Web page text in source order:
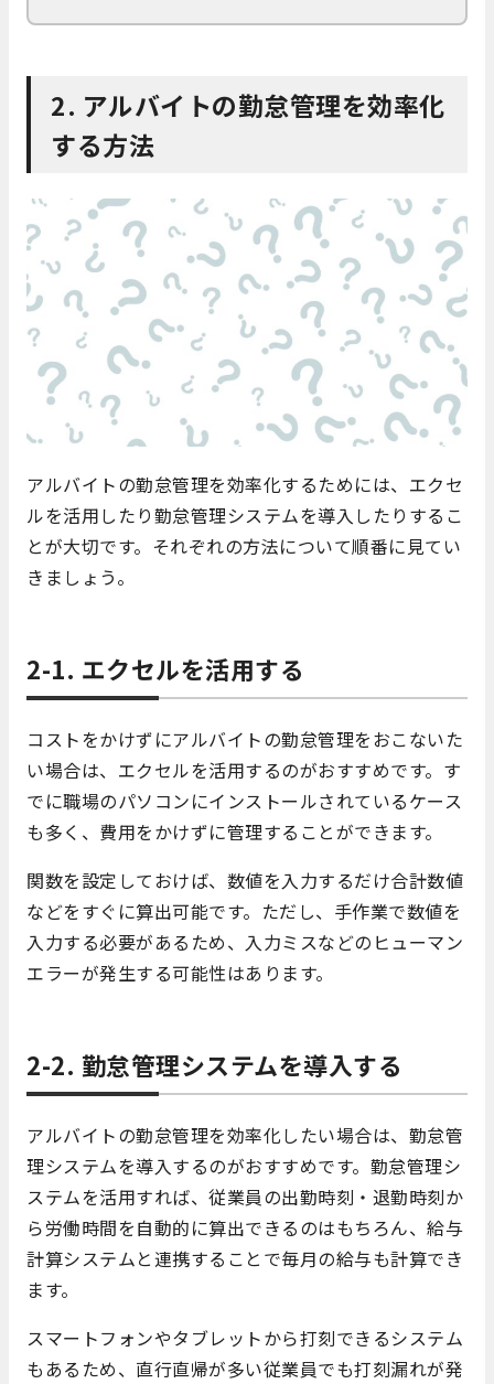
2. アルバイトの勤怠管理を効率化
する方法
アルバイトの勤怠管理を効率化するためには、エクセ
ルを活用したり勤怠管理システムを導入したりするこ
とが大切です。それぞれの方法について順番に見てい
きましょう。
2-1. エクセルを活用する
コストをかけずにアルバイトの勤怠管理をおこないた
い場合は、エクセルを活用するのがおすすめです。す
でに職場のパソコンにインストールされているケース
も多く、費用をかけずに管理することができます。
関数を設定しておけば、数値を入力するだけ合計数値
などをすぐに算出可能です。ただし、手作業で数値を
入力する必要があるため、入力ミスなどのヒューマン
エラーが発生する可能性はあります。
2-2. 勤怠管理システムを導入する
アルバイトの勤怠管理を効率化したい場合は、勤怠管
理システムを導入するのがおすすめです。勤怠管理シ
ステムを活用すれば、従業員の出勤時刻・退勤時刻か
ら労働時間を自動的に算出できるのはもちろん、給与
計算システムと連携することで毎月の給与も計算でき
ます。
スマートフォンやタブレットから打刻できるシステム
もあるため、直行直帰が多い従業員でも打刻漏れが発